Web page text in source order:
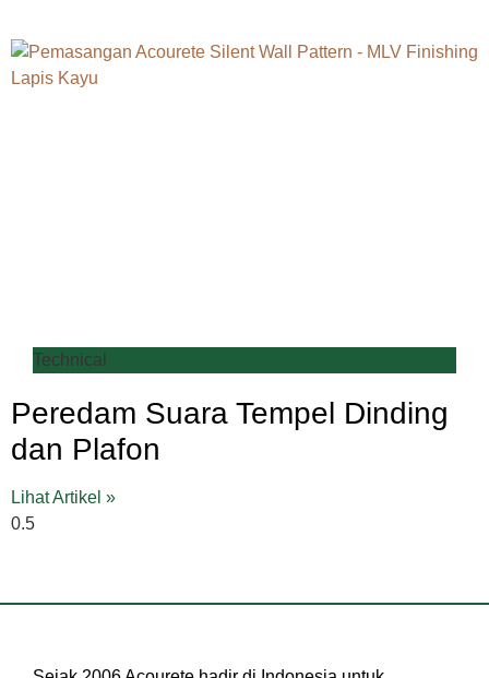
Technical
Peredam Suara Tempel Dinding
dan Plafon
Lihat Artikel »